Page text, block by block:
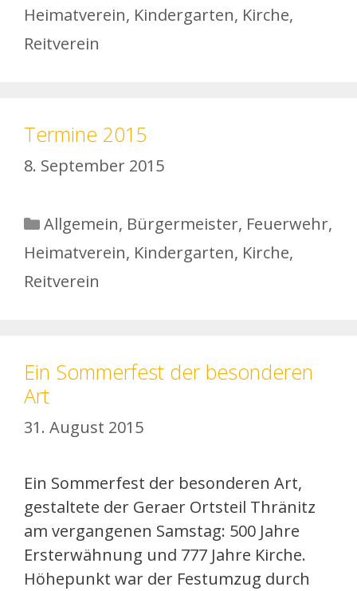
Heimatverein, Kindergarten, Kirche,
Reitverein
Termine 2015
8. September 2015
Kategorien
Allgemein, Bürgermeister, Feuerwehr,
Heimatverein, Kindergarten, Kirche,
Reitverein
Ein Sommerfest der besonderen
Art
31. August 2015
Ein Sommerfest der besonderen Art,
gestaltete der Geraer Ortsteil Thränitz
am vergangenen Samstag: 500 Jahre
Ersterwähnung und 777 Jahre Kirche.
Höhepunkt war der Festumzug durch